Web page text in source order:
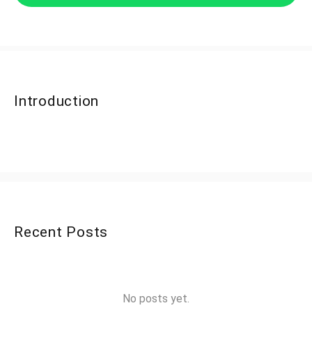
Introduction
Recent Posts
No posts yet.